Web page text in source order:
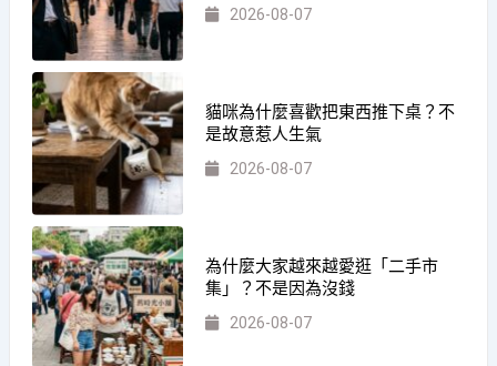
2026-08-07
貓咪為什麼喜歡把東西推下桌？不
是故意惹人生氣
2026-08-07
為什麼大家越來越愛逛「二手市
集」？不是因為沒錢
2026-08-07